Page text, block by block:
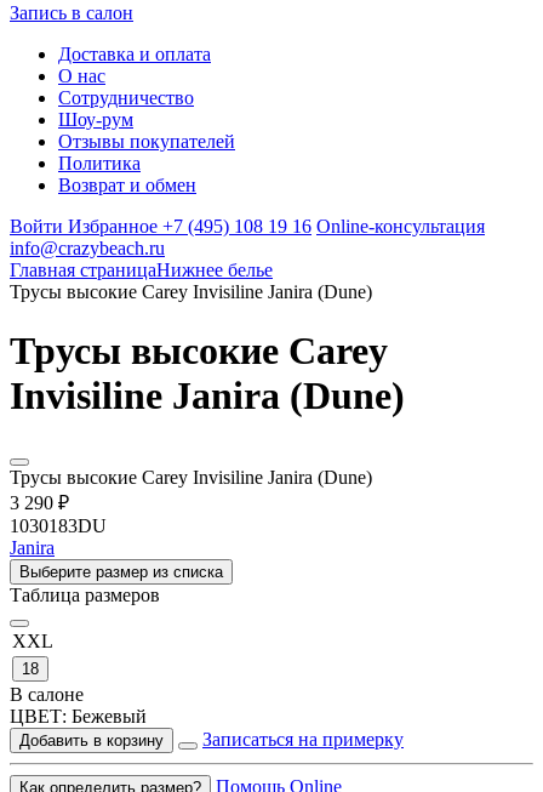
Запись в салон
Доставка и оплата
О нас
Сотрудничество
Шоу-рум
Отзывы покупателей
Политика
Возврат и обмен
Войти Избранное +7 (495) 108 19 16 Online-консультация
info@crazybeach.ru
Главная страницаНижнее белье
Трусы высокие Carey Invisiline Janira (Dune)
Трусы высокие Carey
Invisiline Janira (Dune)
Трусы высокие Carey Invisiline Janira (Dune)
3 290 ₽
1030183DU
Janira
Выберите размер из списка
Таблица размеров
XXL
18
В салоне
ЦВЕТ: Бежевый
Добавить в корзину Записаться на примерку
Как определить размер?
Помощь Online